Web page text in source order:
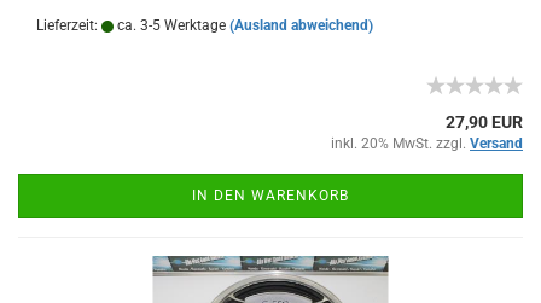
Lieferzeit: ca. 3-5 Werktage (Ausland abweichend)
27,90 EUR
inkl. 20% MwSt. zzgl. Versand
IN DEN WARENKORB